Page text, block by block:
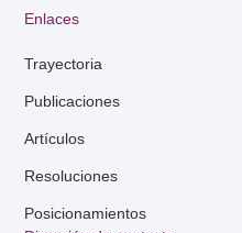
Enlaces
Trayectoria
Publicaciones
Artículos
Resoluciones
Posicionamientos